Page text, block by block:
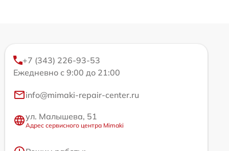
+7 (343) 226-93-53
Ежедневно с 9:00 до 21:00
info@mimaki-repair-center.ru
ул. Малышева, 51
Адрес сервисного центра Mimaki